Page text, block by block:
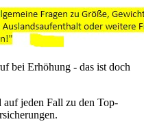
bei Erhöhung - das ist doch
jeden Fall zu den Top-